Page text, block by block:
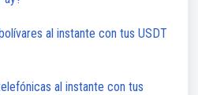
al instante con tus USDT
al instante con tus